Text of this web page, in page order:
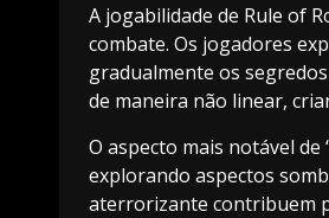
A jogabilidade de Rule of
combate. Os jogadores
gradualmente os
de maneira não linear,
O aspecto mais notável
explorando aspectos
aterrorizante contribuem